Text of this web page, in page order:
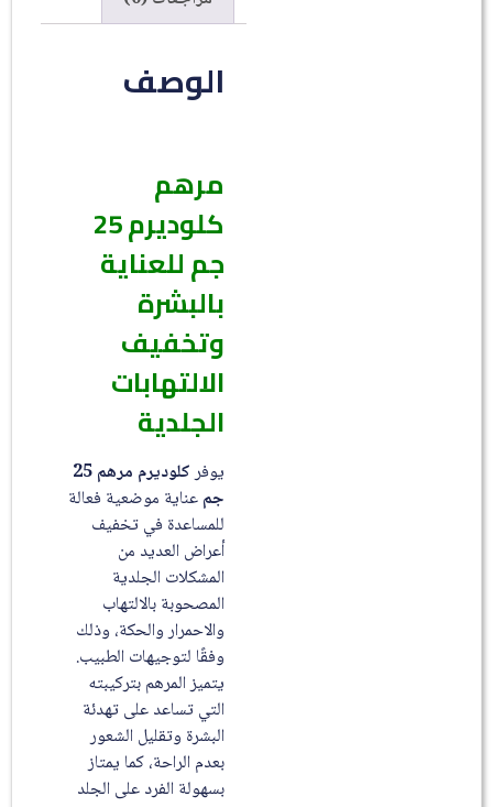
الوصف
مرهم
كلوديرم 25
جم للعناية
بالبشرة
وتخفيف
الالتهابات
الجلدية
يوفر
كلوديرم مرهم 25
جمعناية موضعية فعالة
للمساعدة في تخفيف
أعراض العديد من
المشكلات الجلدية
المصحوبة بالالتهاب
والاحمرار والحكة، وذلك
وفقًا لتوجيهات الطبيب.
يتميز المرهم بتركيبته
التي تساعد على تهدئة
البشرة وتقليل الشعور
بعدم الراحة، كما يمتاز
بسهولة الفرد على الجلد